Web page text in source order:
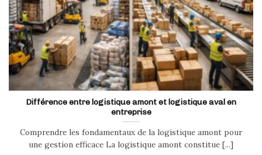
Différence entre logistique amont et logistique aval en
entreprise
Comprendre les fondamentaux de la logistique amont pour
une gestion efficace La logistique amont constitue [...]